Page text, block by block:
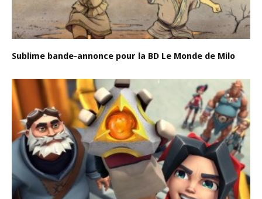
Sublime bande-annonce pour la BD Le Monde de Milo